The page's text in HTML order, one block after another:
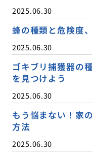
2025.06.30
蜂の種類と危険度
2025.06.30
ゴキブリ捕獲器の
を見つけよう
2025.06.30
もう悩まない！家
方法
2025.06.30